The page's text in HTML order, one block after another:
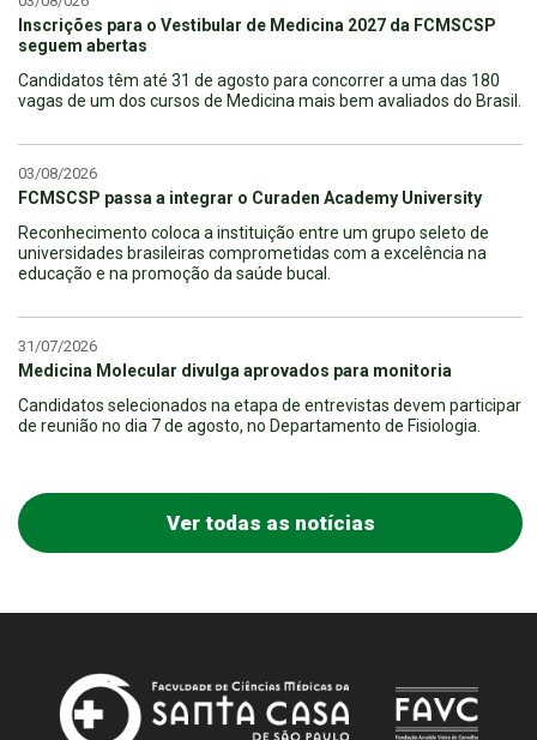
Inscrições para o Vestibular de Medicina 2027 da FCMSCSP
seguem abertas
Candidatos têm até 31 de agosto para concorrer a uma das 180
vagas de um dos cursos de Medicina mais bem avaliados do Brasil.
03/08/2026
FCMSCSP passa a integrar o Curaden Academy University
Reconhecimento coloca a instituição entre um grupo seleto de
universidades brasileiras comprometidas com a excelência na
educação e na promoção da saúde bucal.
31/07/2026
Medicina Molecular divulga aprovados para monitoria
Candidatos selecionados na etapa de entrevistas devem participar
de reunião no dia 7 de agosto, no Departamento de Fisiologia.
Ver todas as notícias